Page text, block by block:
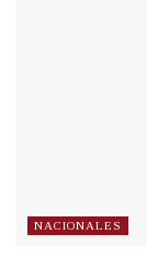
NACIONALES